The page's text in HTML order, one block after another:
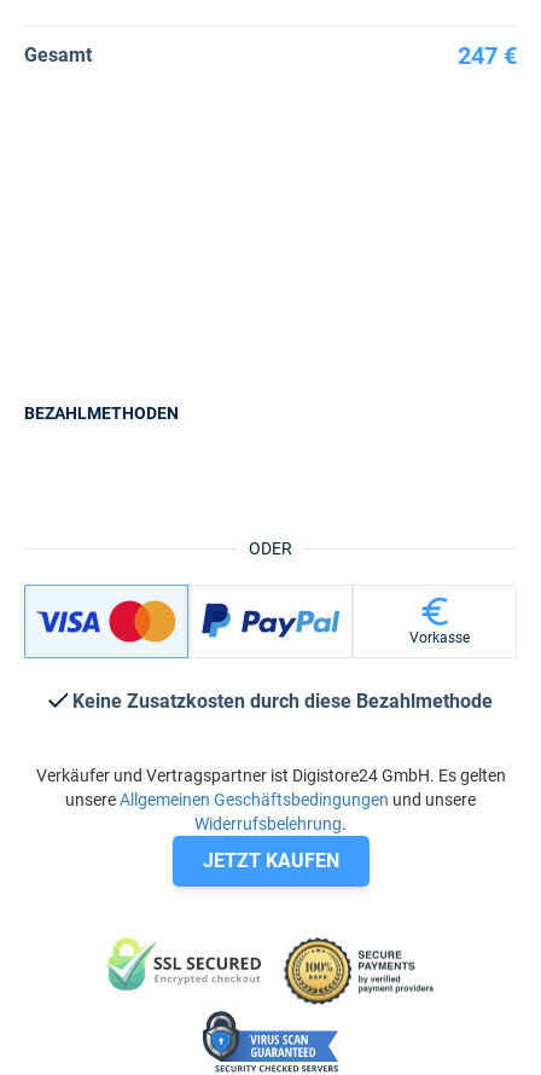
Gesamt 247 €
ODER
BEZAHLMETHODEN
Vorkasse
Keine Zusatzkosten durch diese Bezahlmethode
Verkäufer und Vertragspartner ist Digistore24 GmbH. Es gelten
unsereAllgemeinen Geschäftsbedingungen und unsere
Widerrufsbelehrung.
JETZT KAUFEN